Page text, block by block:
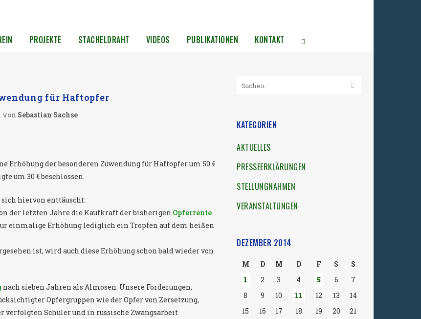
PROJEKTE STACHELDRAHT VIDEOS PUBLIKATIONEN KONTAKT
für Haftopfer
von Sebastian Sachse
Erhöhung der besonderen Zuwendung für Haftopfer um 50 €
um 30 € beschlossen.
sich hiervon enttäuscht:
der letzten Jahre die Kaufkraft der bisherigen Opferrente
einmalige Erhöhung lediglich ein Tropfen auf dem heißen
ist, wird auch diese Erhöhung schon bald wieder von
nach sieben Jahren als Almosen. Unsere Forderungen,
Opfergruppen wie der Opfer von Zersetzung,
verfolgten Schüler und in russische Zwangsarbeit
KATEGORIEN
AKTUELLES
PRESSEERKLÄRUNGEN
STELLUNGNAHMEN
VERANSTALTUNGEN
DEZEMBER 2014
M D M D F S
S
1
2 3 4 5 6
7
8
9 10 11 12 13
14
15
16 17 18 19 20
21